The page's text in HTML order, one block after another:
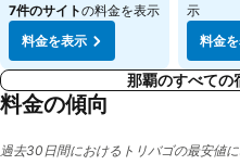
7件のサイトの料金を表示
料金を表示
示
料金
那覇のすべての
料金の傾向
過去30日間におけるトリバゴの最安値